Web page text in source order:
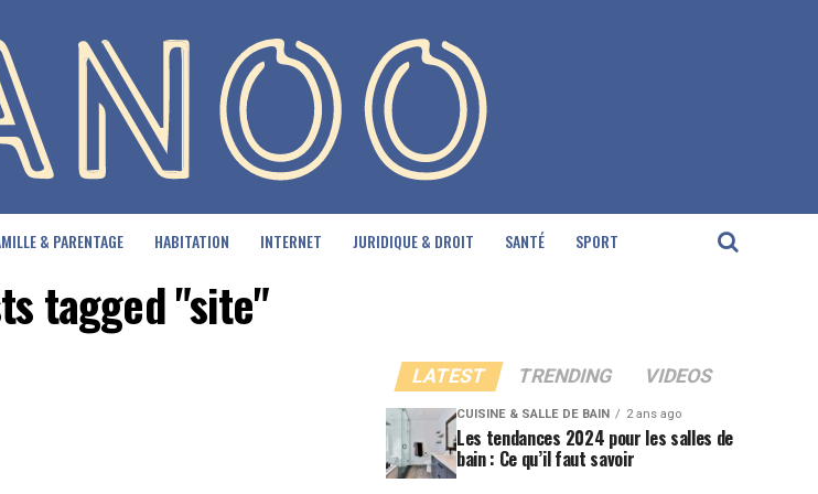
& PARENTAGE HABITATION INTERNET JURIDIQUE & DROIT SANTÉ SPORT
tagged "site"
LATEST TRENDING VIDEOS
CUISINE & SALLE DE BAIN 2 ans ago
Les tendances 2024 pour les salles de
bain : Ce qu’il faut savoir